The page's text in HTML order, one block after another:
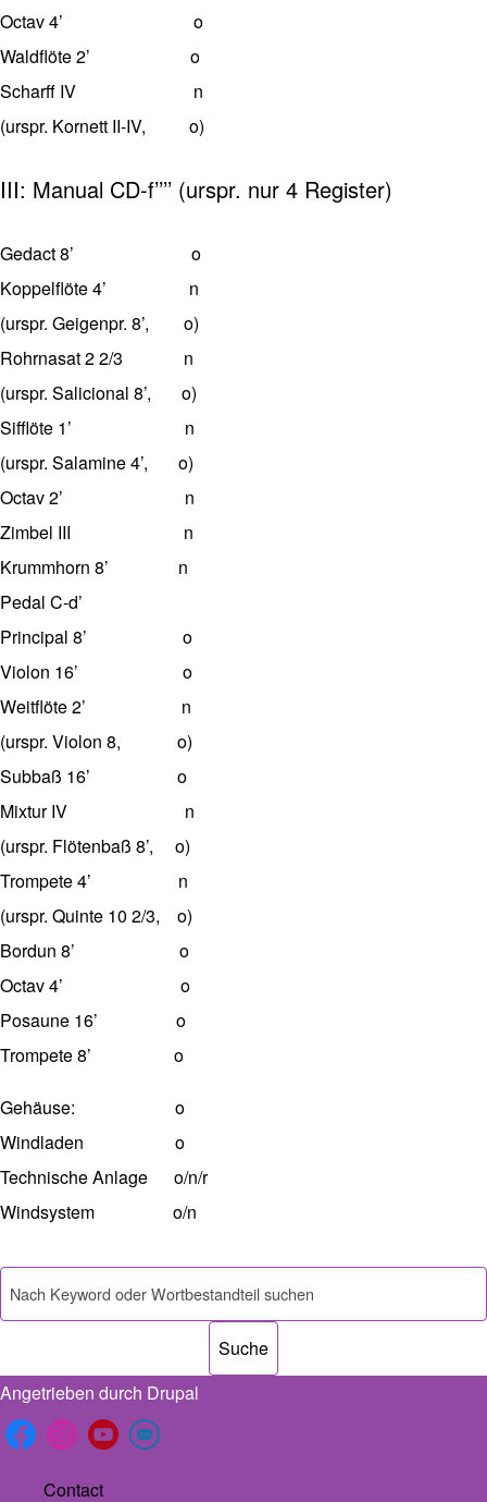
Octav 4’ o
Waldflöte 2’ o
Scharff IV n
(urspr. Kornett II-IV, o)
III: Manual CD-f’’’’ (urspr. nur 4 Register)
Gedact 8’ o
Koppelflöte 4’ n
(urspr. Geigenpr. 8’, o)
Rohrnasat 2 2/3 n
(urspr. Salicional 8’, o)
Sifflöte 1’ n
(urspr. Salamine 4’, o)
Octav 2’ n
Zimbel III n
Krummhorn 8’ n
Pedal C-d’
Principal 8’ o
Violon 16’ o
Weitflöte 2’ n
(urspr. Violon 8, o)
Subbaß 16’ o
Mixtur IV n
(urspr. Flötenbaß 8’, o)
Trompete 4’ n
(urspr. Quinte 10 2/3, o)
Bordun 8’ o
Octav 4’ o
Posaune 16’ o
Trompete 8’ o
Gehäuse: o
Windladen o
Technische Anlage o/n/r
Windsystem o/n
Suche
Angetrieben durch Drupal
Contact